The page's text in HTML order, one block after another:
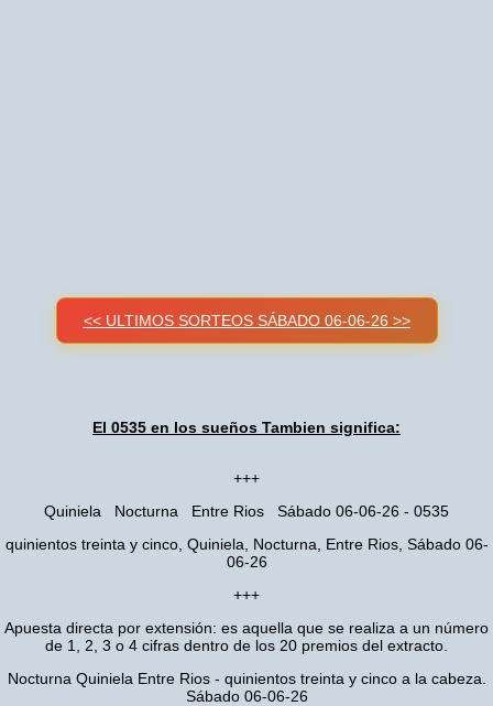
<< ULTIMOS SORTEOS SÁBADO 06-06-26 >>
El 0535 en los sueños Tambien significa:
+++
Quiniela Nocturna Entre Rios Sábado 06-06-26 - 0535
quinientos treinta y cinco, Quiniela, Nocturna, Entre Rios, Sábado 06-
06-26
+++
Apuesta directa por extensión: es aquella que se realiza a un número
de 1, 2, 3 o 4 cifras dentro de los 20 premios del extracto.
Nocturna Quiniela Entre Rios - quinientos treinta y cinco a la cabeza.
Sábado 06-06-26